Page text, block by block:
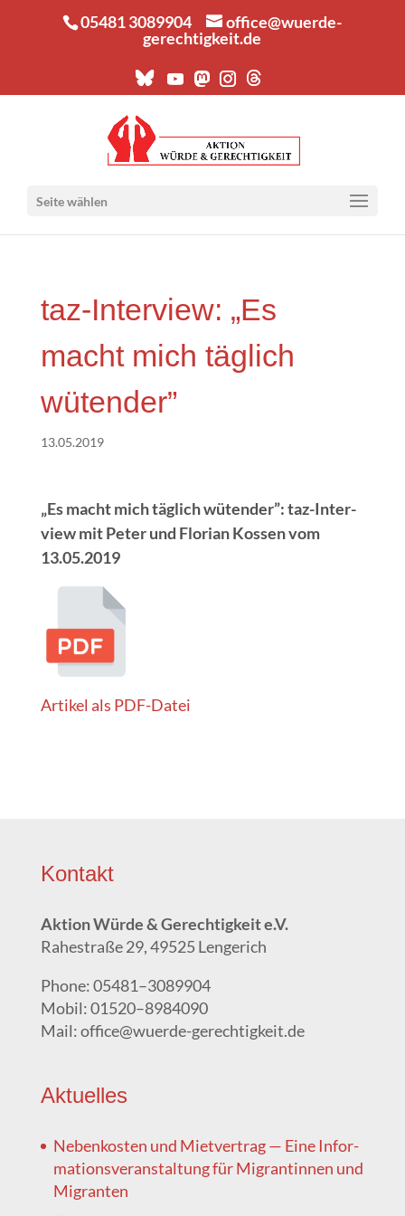
05481 3089904
office@wuerde-
gerechtigkeit.de
Seite wählen
taz-Inter­view: „Es
macht mich täg­lich
wütender”
13.05.2019
„Es macht mich täg­lich wüten­der”: taz-Inter­
view mit Peter und Flo­ri­an Kos­sen vom
13.05.2019
Arti­kel als PDF-Datei
Kon­takt
Akti­on Wür­de & Gerech­tig­keit e.V.
Rahe­stra­ße 29, 49525 Lengerich
Pho­ne: 05481–3089904
Mobil: 01520–8984090
Mail: office@wuerde-gerechtigkeit.de
Aktu­el­les
Neben­kos­ten und Miet­ver­trag — Eine Infor­
ma­ti­ons­ver­an­stal­tung für Migran­tin­nen und
Migranten